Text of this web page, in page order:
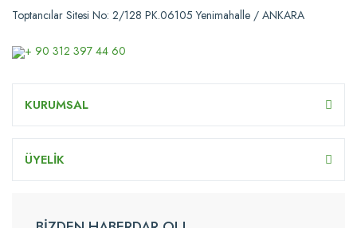
Toptancılar Sitesi No: 2/128 PK.06105 Yenimahalle / ANKARA
+ 90 312 397 44 60
KURUMSAL
ÜYELİK